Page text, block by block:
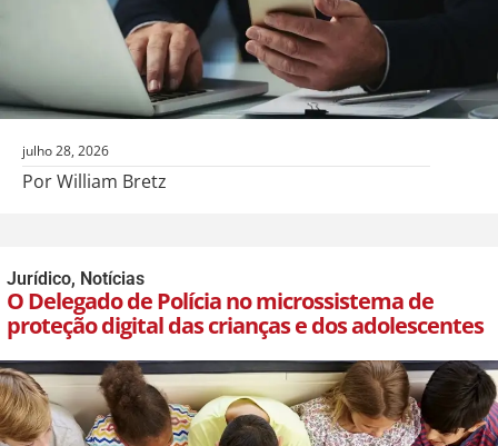
julho 28, 2026
Por William Bretz
Jurídico, Notícias
O Delegado de Polícia no microssistema de
proteção digital das crianças e dos adolescentes